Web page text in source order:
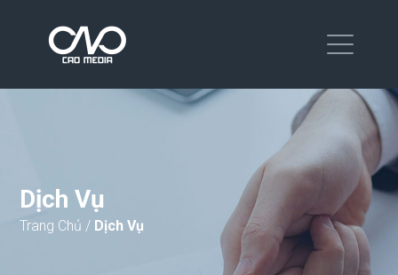
Dịch Vụ
Trang Chủ / Dịch Vụ